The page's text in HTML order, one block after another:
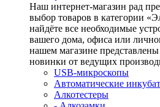
Наш интернет-магазин рад
выбор товаров в категории
найдёте все необходимые
вашего дома, офиса или
нашем магазине
новинки от ведущих
USB-микроскопы
Автоматические
Алкотестеры